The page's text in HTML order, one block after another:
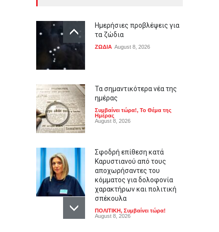
Ημερήσιες προβλέψεις για
τα ζώδια
ΖΩΔΙΑ August 8, 2026
Τα σημαντικότερα νέα της
ημέρας
Συμβαίνει τώρα!, Το Θέμα της
Ημέρας
August 8, 2026
Σφοδρή επίθεση κατά
Καρυστιανού από τους
αποχωρήσαντες του
κόμματος για δολοφονία
χαρακτήρων και πολιτική
σπέκουλα
ΠΟΛΙΤΙΚΗ, Συμβαίνει τώρα!
August 8, 2026